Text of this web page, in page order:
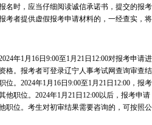
名时，应当仔细阅读诚信承诺书，提交的报考
考者提供虚假报考申请材料的，一经查实，将
年1月16日9:00至1月21日12:00对报考申请进
格。报考者可登录辽宁人事考试网查询审查结
。2024年1月16日9:00至1月21日12:00，报考
他职位。2024年1月21日12:00以后，报考申请
职位。考生对初审结果需要咨询的，可按照公